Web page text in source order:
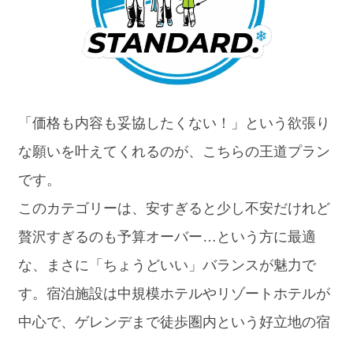
「価格も内容も妥協したくない！」という欲張り
な願いを叶えてくれるのが、こちらの王道プラン
です。
このカテゴリーは、安すぎると少し不安だけれど
贅沢すぎるのも予算オーバー…という方に最適
な、まさに「ちょうどいい」バランスが魅力で
す。宿泊施設は中規模ホテルやリゾートホテルが
中心で、ゲレンデまで徒歩圏内という好立地の宿